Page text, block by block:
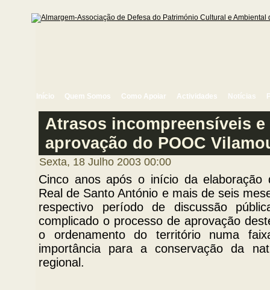
Início Quem Somos Como Apoiar Actividades Notícias
Atrasos incompreensíveis
aprovação do POOC
Sexta, 18 Julho 2003 00:00
Cinco anos após o início da elaboração
Real de Santo António e mais de seis
respectivo período de discussão
complicado o processo de aprovação
o ordenamento do território numa
importância para a conservação da
regional.